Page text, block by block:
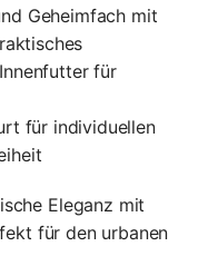
Geheimfach mit
für
für individuellen
Eleganz mit
für den urbanen